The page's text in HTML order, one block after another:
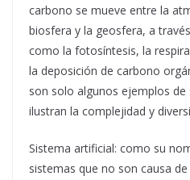
carbono se mueve entre la
biosfera y la geosfera, a
como la fotosíntesis, la
la deposición de carbono
son solo algunos ejemplos
ilustran la complejidad y
Sistema artificial: como su
sistemas que no son causa